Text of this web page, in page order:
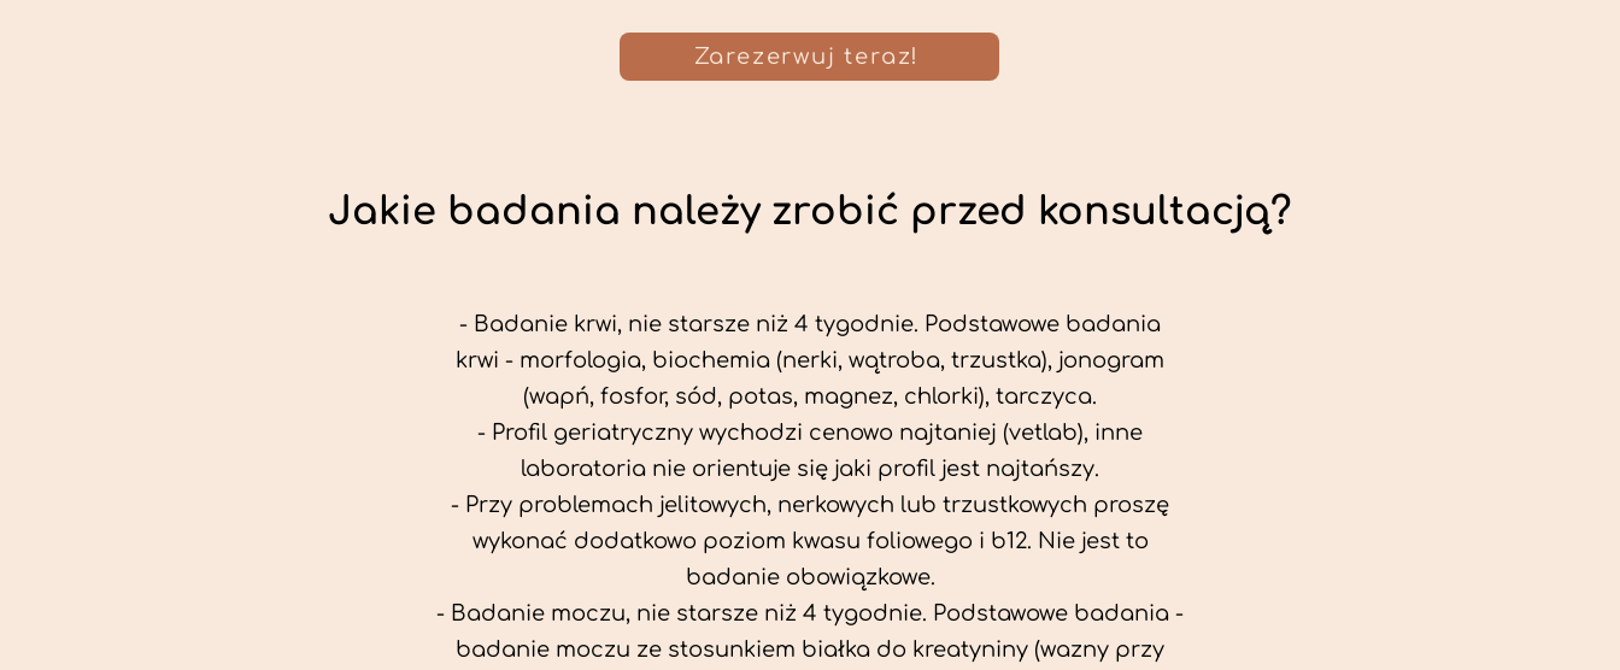
Zarezerwuj teraz!
Jakie badania należy zrobić przed konsultacją?
- Badanie krwi, nie starsze niż 4 tygodnie. Podstawowe badania
krwi - morfologia, biochemia (nerki, wątroba, trzustka), jonogram
(wapń, fosfor, sód, potas, magnez, chlorki), tarczyca.
- Profil geriatryczny wychodzi cenowo najtaniej (vetlab), inne
laboratoria nie orientuje się jaki profil jest najtańszy.
- Przy problemach jelitowych, nerkowych lub trzustkowych proszę
wykonać dodatkowo poziom kwasu foliowego i b12. Nie jest to
badanie obowiązkowe.
- Badanie moczu, nie starsze niż 4 tygodnie. Podstawowe badania -
badanie moczu ze stosunkiem białka do kreatyniny (wazny przy